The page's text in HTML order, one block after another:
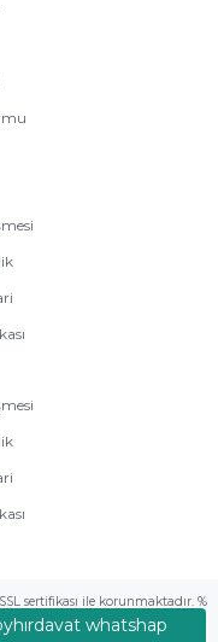
whatshap
sertifikası ile korunmaktadır. %